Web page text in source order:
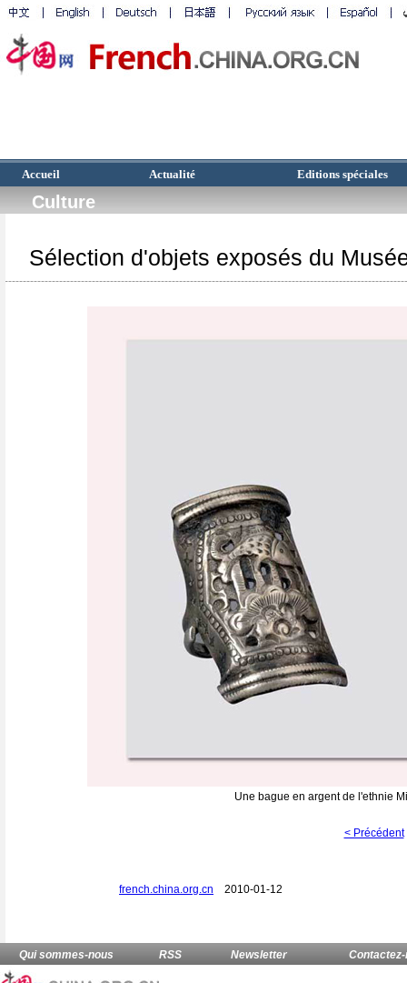
Accueil Actualité Editions spéciales
Culture
Sélection d'objets exposés du
Une bague en argent de l'ethnie
< Précédent
french.china.org.cn 2010-01-12